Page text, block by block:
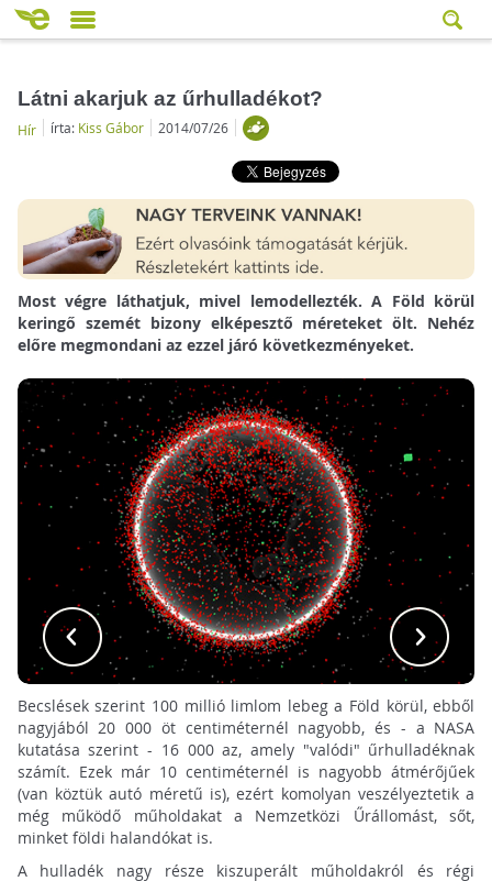
Látni akarjuk az űrhulladékot?
Hír írta: Kiss Gábor 2014/07/26
Most végre láthatjuk, mivel lemodellezték. A Föld körül
keringő szemét bizony elképesztő méreteket ölt. Nehéz
előre megmondani az ezzel járó következményeket.
Becslések szerint 100 millió limlom lebeg a Föld körül, ebből
nagyjából 20 000 öt centiméternél nagyobb, és - a NASA
kutatása szerint - 16 000 az, amely "valódi" űrhulladéknak
számít. Ezek már 10 centiméternél is nagyobb átmérőjűek
(van köztük autó méretű is), ezért komolyan veszélyeztetik a
még működő műholdakat a Nemzetközi Űrállomást, sőt,
minket földi halandókat is.
A hulladék nagy része kiszuperált műholdakról és régi